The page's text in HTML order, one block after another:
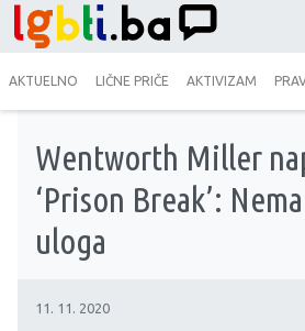
AKTUELNO LIČNE PRIČE AKTIVIZAM
Wentworth Miller
‘Prison Break’:
uloga
11. 11. 2020